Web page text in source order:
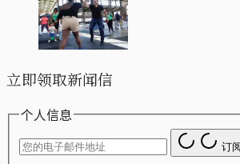
立即领取新闻信
个人信息
订